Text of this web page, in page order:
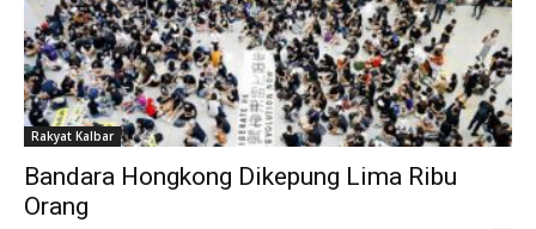
Rakyat Kalbar
Bandara Hongkong Dikepung Lima Ribu
Orang